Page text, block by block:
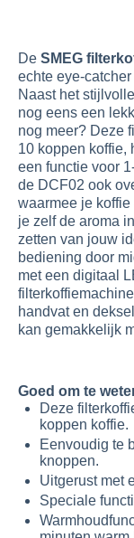
De SMEG
echte eye-
Naast het
nog eens een
nog meer? Deze
10 koppen koffie,
een functie voor
de DCF02 ook
waarmee je
je zelf de aroma
zetten van jouw
bediening door
met een digitaal
handvat en
kan gemakkelijk
Goed om te
Deze
koppen koffie.
Eenvoudig te
knoppen.
Uitgerust met
Speciale